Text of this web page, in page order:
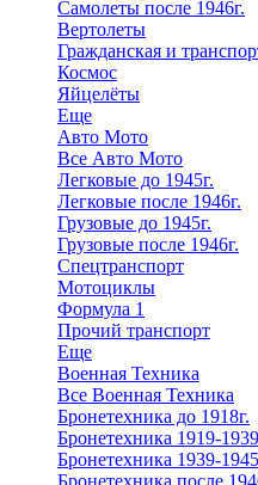
Самолеты после 1946г.
Вертолеты
Гражданская и
Космос
Яйцелёты
Еще
Авто Мото
Все Авто Мото
Легковые до 1945г.
Легковые после 1946г.
Грузовые до 1945г.
Грузовые после 1946г.
Спецтранспорт
Мотоциклы
Формула 1
Прочий транспорт
Еще
Военная Техника
Все Военная Техника
Бронетехника до 1918г.
Бронетехника 1919-
Бронетехника 1939-
Бронетехника после